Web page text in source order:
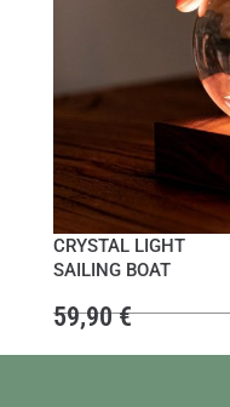
CRYSTAL LIGHT
SAILING BOAT
59,90€